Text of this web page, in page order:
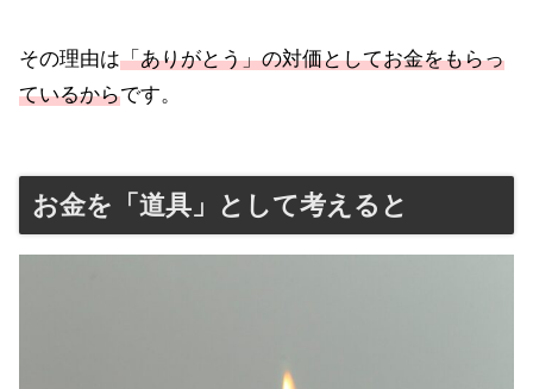
その理由は「ありがとう」の対価としてお金をもらっ
ているからです。
お金を「道具」として考えると